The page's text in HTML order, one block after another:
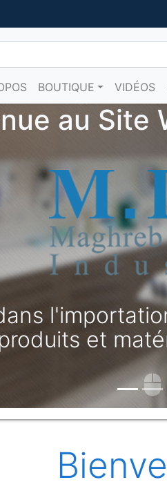
BOUTIQUE VIDÉOS